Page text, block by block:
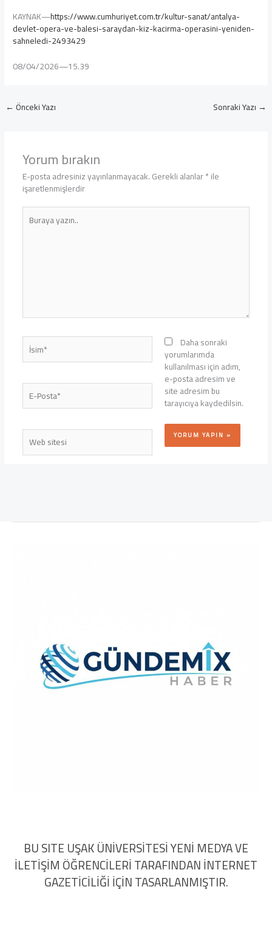
KAYNAK—https://www.cumhuriyet.com.tr/kultur-sanat/antalya-
devlet-opera-ve-balesi-saraydan-kiz-kacirma-operasini-yeniden-
sahneledi-2493429
08/04/2026—15.39
← Önceki Yazı Sonraki Yazı →
Yorum bırakın
E-posta adresiniz yayınlanmayacak.Gerekli alanlar*ile
işaretlenmişlerdir
Buraya
yazın..
İsim*
E-
Posta*
Web
sitesi
Daha sonraki
yorumlarımda
kullanılması için adım,
e-posta adresim ve
site adresim bu
tarayıcıya kaydedilsin.
BU SITE UŞAK ÜNİVERSİTESİ YENİ MEDYA VE
İLETİŞİM ÖĞRENCİLERİ TARAFINDAN İNTERNET
GAZETİCİLİĞİ İÇİN TASARLANMIŞTIR.